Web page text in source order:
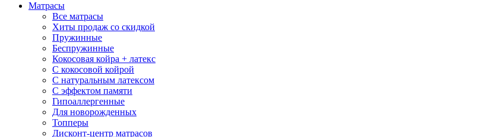
Матрасы
Все матрасы
Хиты продаж со скидкой
Пружинные
Беспружинные
Кокосовая койра + латекс
С кокосовой койрой
С натуральным латексом
С эффектом памяти
Гипоаллергенные
Для новорожденных
Топперы
Дисконт-центр матрасов